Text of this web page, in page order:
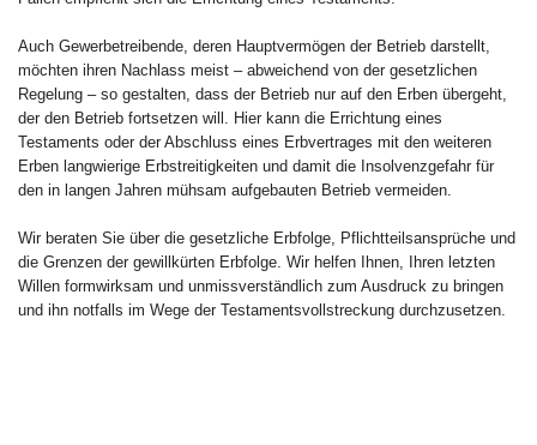
Auch Gewerbetreibende, deren Hauptvermögen der Betrieb darstellt,
möchten ihren Nachlass meist – abweichend von der gesetzlichen
Regelung – so gestalten, dass der Betrieb nur auf den Erben übergeht,
der den Betrieb fortsetzen will. Hier kann die Errichtung eines
Testaments oder der Abschluss eines Erbvertrages mit den weiteren
Erben langwierige Erbstreitigkeiten und damit die Insolvenzgefahr für
den in langen Jahren mühsam aufgebauten Betrieb vermeiden.
Wir beraten Sie über die gesetzliche Erbfolge, Pflichtteilsansprüche und
die Grenzen der gewillkürten Erbfolge. Wir helfen Ihnen, Ihren letzten
Willen formwirksam und unmissverständlich zum Ausdruck zu bringen
und ihn notfalls im Wege der Testamentsvollstreckung durchzusetzen.